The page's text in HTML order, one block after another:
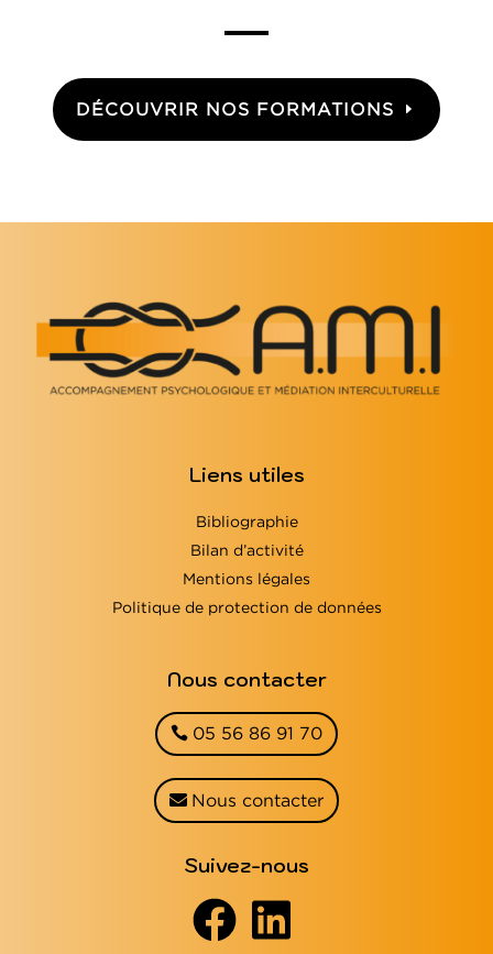
DÉCOUVRIR NOS FORMATIONS
Liens utiles
Bibliographie
Bilan d’activité
Mentions légales
Politique de protection de données
Nous contacter
05 56 86 91 70
Nous contacter
Suivez-nous